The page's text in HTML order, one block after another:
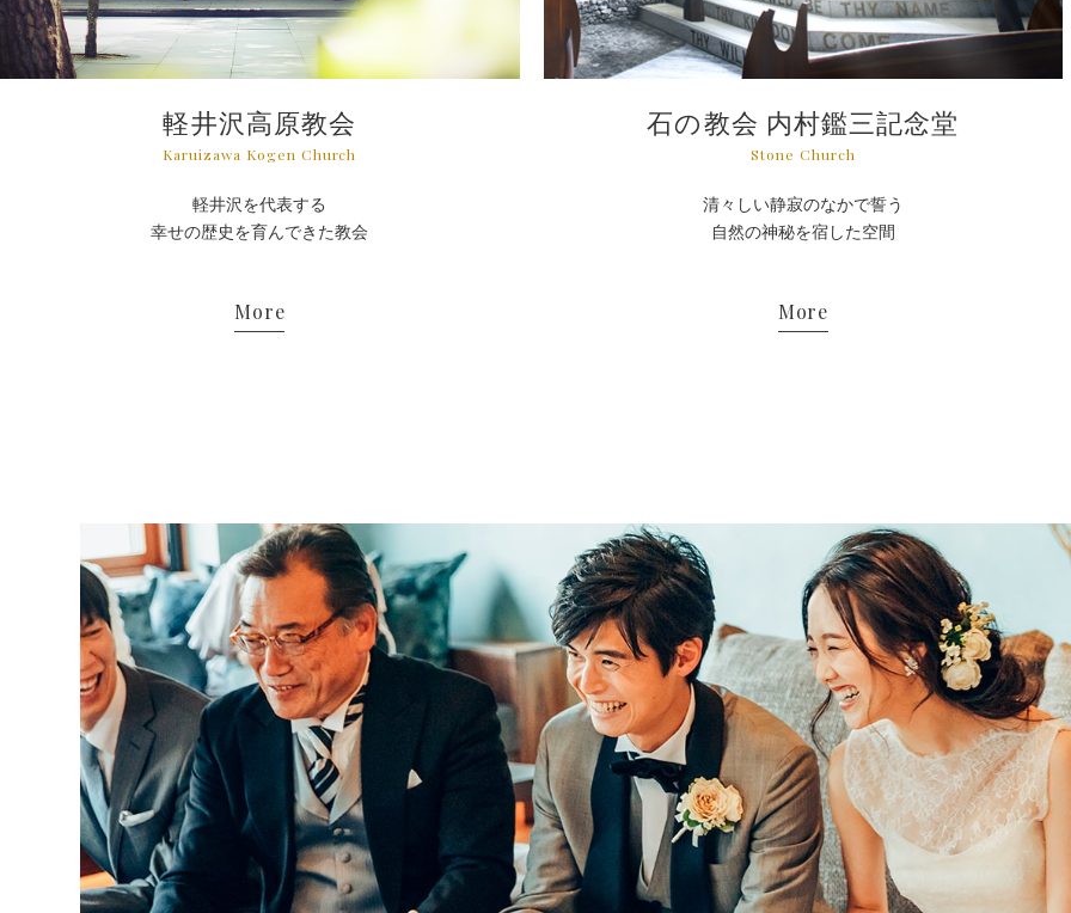
軽井沢高原教会
Karuizawa Kogen Church
軽井沢を代表する
幸せの歴史を育んできた教会
More
石の教会 内村鑑三記念堂
Stone Church
清々しい静寂のなかで誓う
自然の神秘を宿した空間
More